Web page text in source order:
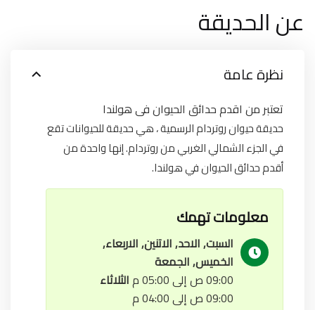
عن الحديقة
نظرة عامة
تعتبر من اقدم حدائق الحيوان فى هولندا
حديقة حيوان روتردام الرسمية ، هي حديقة للحيوانات تقع
في الجزء الشمالي الغربي من روتردام. إنها واحدة من
أقدم حدائق الحيوان في هولندا.
معلومات تهمك
السبت, الاحد, الاتنين, الاربعاء,
الخميس, الجمعة
09:00 ص إلى 05:00 م
الثلاثاء
09:00 ص إلى 04:00 م